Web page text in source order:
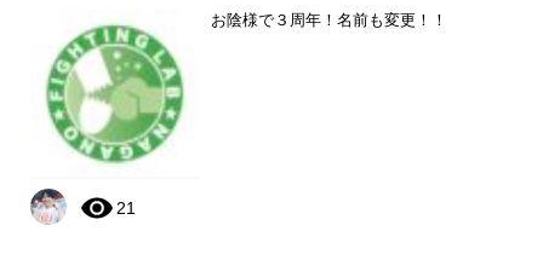
お陰様で３周年！名前も変更！！
21